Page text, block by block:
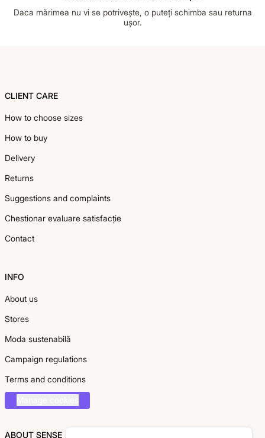
Daca mărimea nu vi se potrivește, o puteți schimba sau returna
ușor.
CLIENT CARE
How to choose sizes
How to buy
Delivery
Returns
Suggestions and complaints
Chestionar evaluare satisfacție
Contact
INFO
About us
Stores
Moda sustenabilă
Campaign regulations
Terms and conditions
ABOUT SENSE